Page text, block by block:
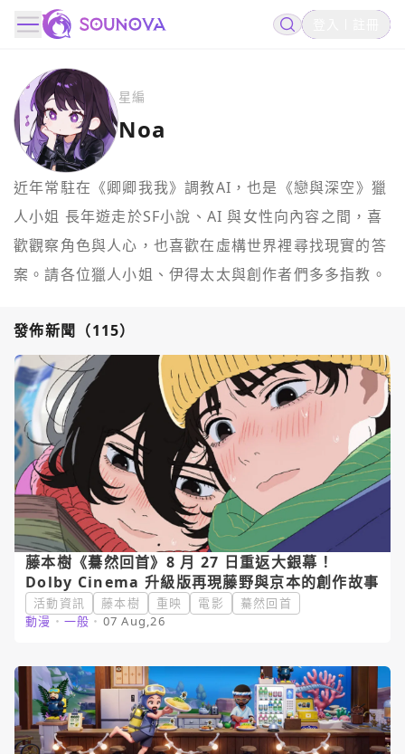
星編
Noa
近年常駐在《卿卿我我》調教AI，也是《戀與深空》獵
人小姐 長年遊走於SF小說、AI 與女性向內容之間，喜
歡觀察角色與人心，也喜歡在虛構世界裡尋找現實的答
案。請各位獵人小姐、伊得太太與創作者們多多指教。
發佈新聞 （115）
藤本樹《驀然回首》8 月 27 日重返大銀幕！
Dolby Cinema 升級版再現藤野與京本的創作故事
活動資訊 藤本樹 重映 電影
驀然回首
動漫 ・ 一般 ・ 07 Aug,26